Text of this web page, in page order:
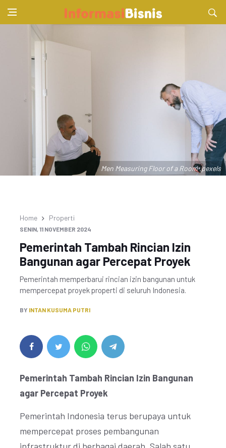
Men Measuring Floor of a Room .pexels
Home Properti
SENIN, 11 NOVEMBER 2024
Pemerintah Tambah Rincian Izin
Bangunan agar Percepat Proyek
Pemerintah memperbarui rincian izin bangunan untuk
mempercepat proyek properti di seluruh Indonesia.
BY INTAN KUSUMA PUTRI
Pemerintah Tambah Rincian Izin Bangunan
agar Percepat Proyek
Pemerintah Indonesia terus berupaya untuk
mempercepat proses pembangunan